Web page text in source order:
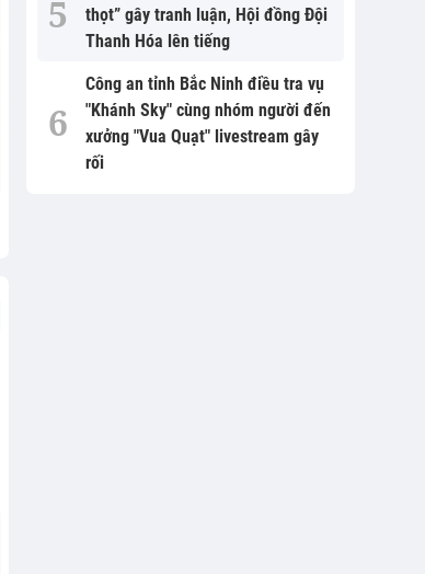
thọt” gây tranh luận, Hội đồng Đội
Thanh Hóa lên tiếng
Công an tỉnh Bắc Ninh điều tra vụ
"Khánh Sky" cùng nhóm người đến
xưởng "Vua Quạt" livestream gây
rối